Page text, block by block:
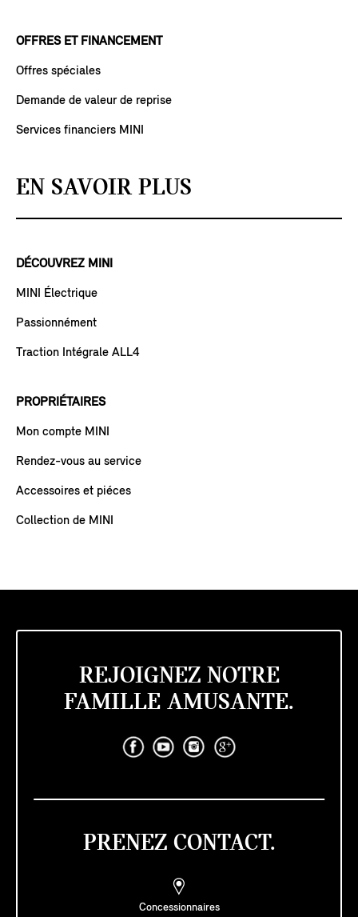
OFFRES ET FINANCEMENT
Offres spéciales
Demande de valeur de reprise
Services financiers MINI
EN SAVOIR PLUS
DÉCOUVREZ MINI
MINI Électrique
Passionnément
Traction Intégrale ALL4
PROPRIÉTAIRES
Mon compte MINI
Rendez-vous au service
Accessoires et piéces
Collection de MINI
REJOIGNEZ NOTRE
FAMILLE AMUSANTE.
PRENEZ CONTACT.
Concessionnaires